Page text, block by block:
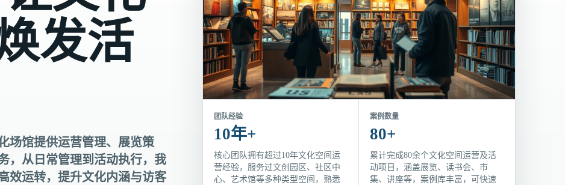
发活
场馆提供运营管理、展览策
，从日常管理到活动执行，我
效运转，提升文化内涵与访客
团队经验
10年+
核心团队拥有超过10年文化空间运
营经验，服务过文创园区、社区中
心、艺术馆等多种类型空间，熟悉
案例数量
80+
累计完成80余个文化空间运营及活
动项目，涵盖展览、读书会、市
集、讲座等，案例库丰富，可快速